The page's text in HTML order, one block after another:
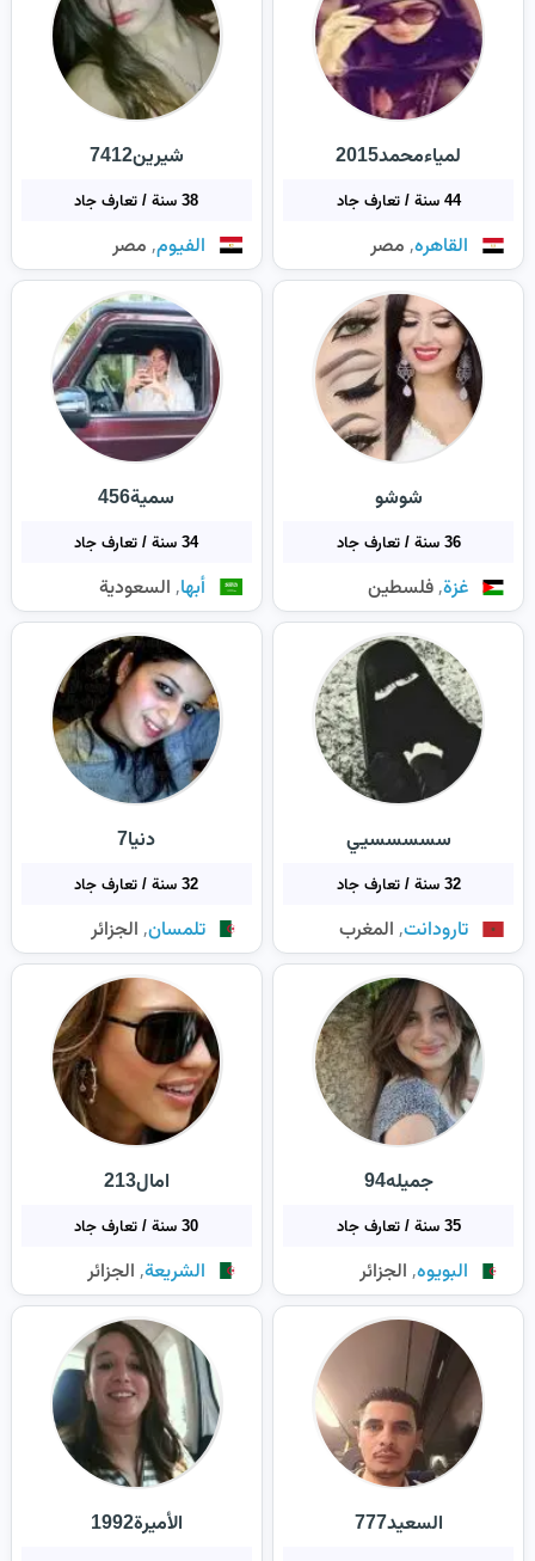
لمياءمحمد2015
44 سنة / تعارف جاد
القاهره, مصر
شيرين7412
38 سنة / تعارف جاد
الفيوم, مصر
شوشو
36 سنة / تعارف جاد
غزة,فلسطين
سمية456
34 سنة / تعارف جاد
أبها, السعودية
سسسسسيي
32 سنة / تعارف جاد
تارودانت, المغرب
دنيا7
32 سنة / تعارف جاد
تلمسان, الجزائر
جميله94
35 سنة / تعارف جاد
البويوه, الجزائر
امال213
30 سنة / تعارف جاد
الشريعة, الجزائر
السعيد777 الأميرة1992